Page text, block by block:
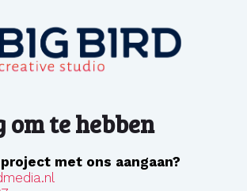
om te hebben
met ons aangaan?